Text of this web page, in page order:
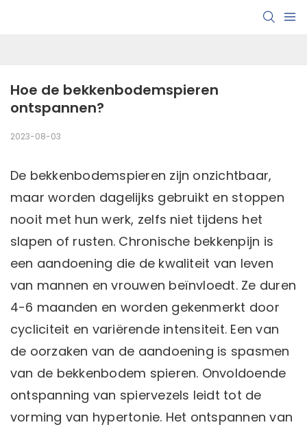
Hoe de bekkenbodemspieren
ontspannen?
2023-08-03
De bekkenbodemspieren zijn onzichtbaar,
maar worden dagelijks gebruikt en stoppen
nooit met hun werk, zelfs niet tijdens het
slapen of rusten. Chronische bekkenpijn is
een aandoening die de kwaliteit van leven
van mannen en vrouwen beïnvloedt. Ze duren
4-6 maanden en worden gekenmerkt door
cycliciteit en variërende intensiteit. Een van
de oorzaken van de aandoening is spasmen
van de bekkenbodem spieren. Onvoldoende
ontspanning van spiervezels leidt tot de
vorming van hypertonie. Het ontspannen van